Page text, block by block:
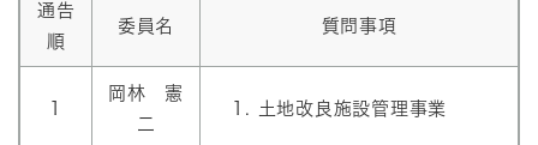
通告
順
委員名 質問事項
岡林 憲
二
土地改良施設管理事業